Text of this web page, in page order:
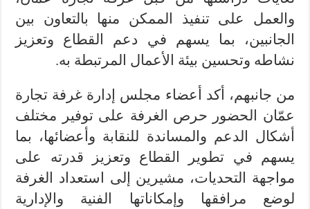
والعمل على تنفيذ الممكن منها بالتعاون بين
الجانبين، بما يسهم في دعم القطاع وتعزيز
نشاطه وتحسين بيئة الأعمال المرتبطة به.
من جانبهم، أكد أعضاء مجلس إدارة غرفة تجارة
عمّان الحضور حرص الغرفة على توفير مختلف
أشكال الدعم والمساندة للنقابة وأعضائها، بما
يسهم في تطوير القطاع وتعزيز قدرته على
مواجهة التحديات، مشيرين إلى استعداد الغرفة
لوضع مرافقها وإمكاناتها الفنية والإدارية